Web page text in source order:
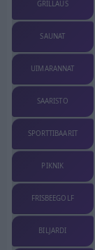
GRILLAUS
SAUNAT
UIMARANNAT
SAARISTO
SPORTTIBAARIT
PIKNIK
FRISBEEGOLF
BILJARDI